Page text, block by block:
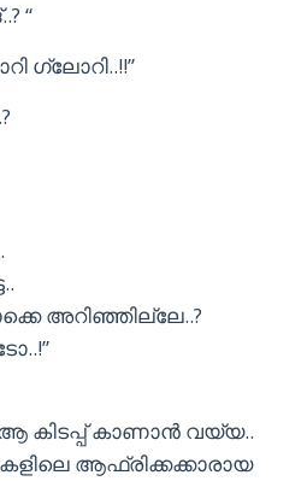
“
ഗ്ലോറി..!!”
അറിഞ്ഞില്ലേ..?
കിടപ്പ് കാണാൻ വയ്യ..
ആഫ്രിക്കക്കാരായ